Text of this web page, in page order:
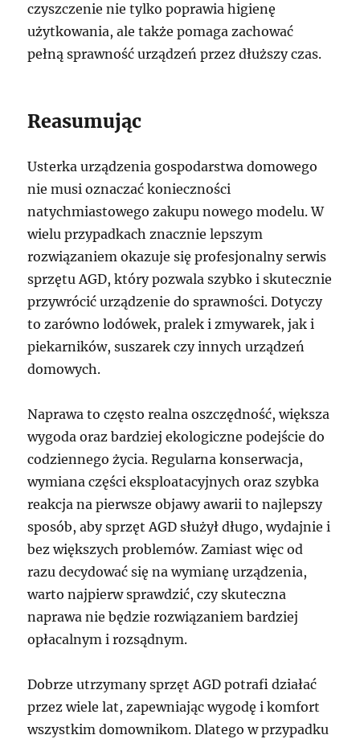
czyszczenie nie tylko poprawia higienę
użytkowania, ale także pomaga zachować
pełną sprawność urządzeń przez dłuższy czas.
Reasumując
Usterka urządzenia gospodarstwa domowego
nie musi oznaczać konieczności
natychmiastowego zakupu nowego modelu. W
wielu przypadkach znacznie lepszym
rozwiązaniem okazuje się profesjonalny serwis
sprzętu AGD, który pozwala szybko i skutecznie
przywrócić urządzenie do sprawności. Dotyczy
to zarówno lodówek, pralek i zmywarek, jak i
piekarników, suszarek czy innych urządzeń
domowych.
Naprawa to często realna oszczędność, większa
wygoda oraz bardziej ekologiczne podejście do
codziennego życia. Regularna konserwacja,
wymiana części eksploatacyjnych oraz szybka
reakcja na pierwsze objawy awarii to najlepszy
sposób, aby sprzęt AGD służył długo, wydajnie i
bez większych problemów. Zamiast więc od
razu decydować się na wymianę urządzenia,
warto najpierw sprawdzić, czy skuteczna
naprawa nie będzie rozwiązaniem bardziej
opłacalnym i rozsądnym.
Dobrze utrzymany sprzęt AGD potrafi działać
przez wiele lat, zapewniając wygodę i komfort
wszystkim domownikom. Dlatego w przypadku